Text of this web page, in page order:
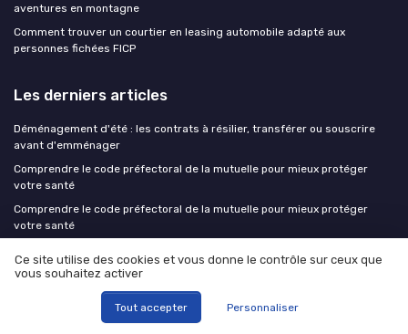
aventures en montagne
Comment trouver un courtier en leasing automobile adapté aux
personnes fichées FICP
Les derniers articles
Déménagement d'été : les contrats à résilier, transférer ou souscrire
avant d'emménager
Comprendre le code préfectoral de la mutuelle pour mieux protéger
votre santé
Comprendre le code préfectoral de la mutuelle pour mieux protéger
votre santé
professionnels
Famille, étudiants, seniors : nos stratégies pour une mutuelle pas chère
vraiment adaptée à votre profil
Ce site utilise des cookies et vous donne le contrôle sur ceux que
vous souhaitez activer
Tout accepter Personnaliser